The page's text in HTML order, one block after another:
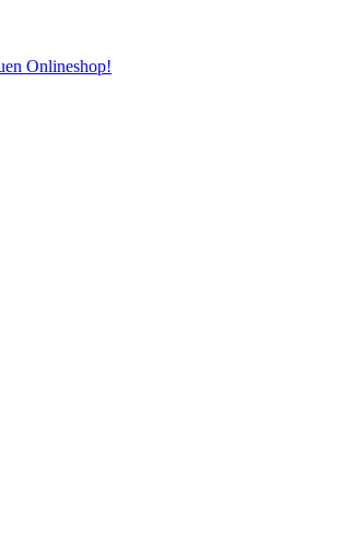
Onlineshop!